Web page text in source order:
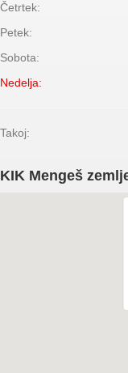
Četrtek:
Petek:
Sobota:
Nedelja:
Takoj:
KIK Mengeš